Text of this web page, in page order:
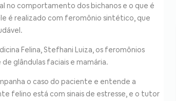
no comportamento dos bichanos e o que é
é realizado com feromônio sintético, que
Felina, Stefhani Luiza, os feromônios
glândulas faciais e mamária.
o caso do paciente e entende a
felino está com sinais de estresse, e o tutor